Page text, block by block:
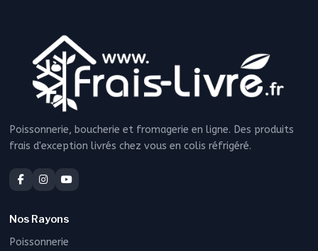
Poissonnerie, boucherie et fromagerie en ligne. Des produits
frais d'exception livrés chez vous en colis réfrigéré.
Nos Rayons
Poissonnerie